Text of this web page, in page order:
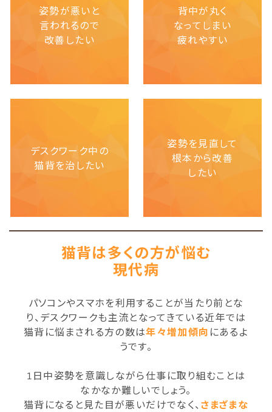
姿勢が悪いと
言われるので
改善したい
背中が丸く
なってしまい
疲れやすい
デスクワーク中の
猫背を治したい
姿勢を見直して
根本から改善
したい
猫背は多くの方が悩む
現代病
パソコンやスマホを利用することが当たり前とな
り、デスクワークも主流となってきている近年では
猫背に悩まされる方の数は年々増加傾向 にあるよ
うです。
1日中姿勢を意識しながら仕事に取り組むことは
なかなか難しいでしょう。
猫背になると見た目が悪いだけでなく、 さまざまな